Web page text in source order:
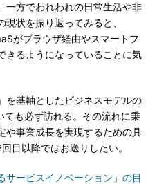
一方でわれわれの日常生活や非
状を振り返ってみると、
がブラウザ経由やスマートフ
きるようになっていることに気
基軸としたビジネスモデルの
ても必ず訪れる。その流れに乗
や事業成長を実現するための具
目以降ではお送りしたい。
ービスイノベーション」の目